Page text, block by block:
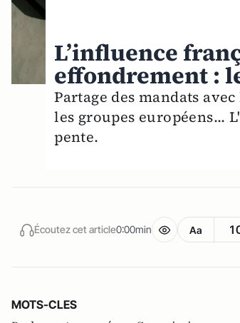
L’influence
effondrement :
Partage des mandats
les groupes européens...
pente.
Écoutez cet article0:00min Aa
MOTS-CLES